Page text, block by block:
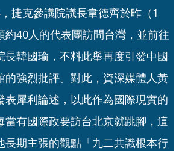
捷克參議院議長韋德齊於昨（1
約40人的代表團訪問台灣，並前往
長韓國瑜，不料此舉再度引發中國
的強烈批評。對此，資深媒體人黃
表犀利論述，以此作為國際現實的
當有國際政要訪台北京就跳腳，這
長期主張的觀點「九二共識根本行